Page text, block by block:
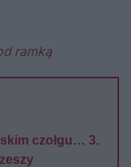
ramką
czołgu… 3.